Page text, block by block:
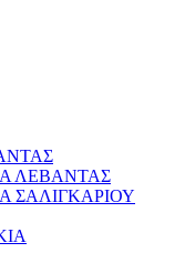
ΛΕΒΑΝΤΑΣ
ΣΑΛΙΓΚΑΡΙΟΥ